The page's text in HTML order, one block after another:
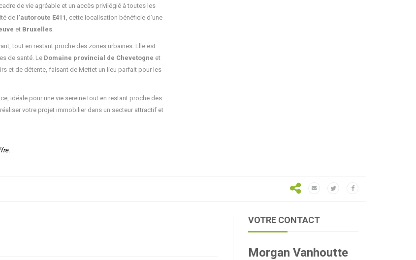
de vie agréable et un accès privilégié à toutes les
de l’autoroute E411 , cette localisation bénéficie d’une
et Bruxelles
tout en restant proche des zones urbaines. Elle est
de santé. Le Domaine provincial de Chevetogne et
et de détente, faisant de Mettet un lieu parfait pour les
idéale pour une vie sereine tout en restant proche des
votre projet immobilier dans un secteur attractif et
VOTRE CONTACT
Morgan Vanhoutte